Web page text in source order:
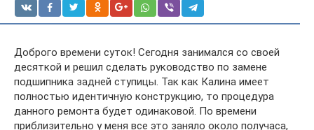
Доброго времени суток! Сегодня занимался со своей
десяткой и решил сделать руководство по замене
подшипника задней ступицы. Так как Калина имеет
полностью идентичную конструкцию, то процедура
данного ремонта будет одинаковой. По времени
приблизительно у меня все это заняло около получаса,